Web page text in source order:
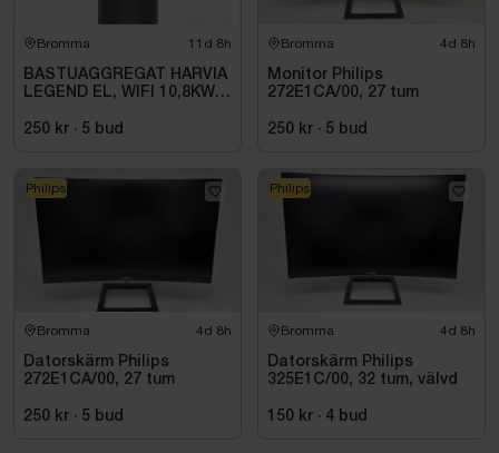
Bromma 11d 8h
BASTUAGGREGAT HARVIA
LEGEND EL, WIFI 10,8KW
250 kr · 5 bud
Bromma 4d 8h
Monitor Philips
272E1CA/00, 27 tum
250 kr · 5 bud
Bromma 4d 8h
Datorskärm Philips
272E1CA/00, 27 tum
250 kr · 5 bud
Philips
Bromma 4d 8h
Datorskärm Philips
325E1C/00, 32 tum, välvd
150 kr · 4 bud
Philips